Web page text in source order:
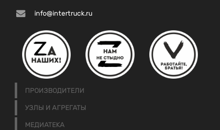
info@intertruck.ru
ПРОИЗВОДИТЕЛИ
УЗЛЫ И АГРЕГАТЫ
МЕДИАТЕКА